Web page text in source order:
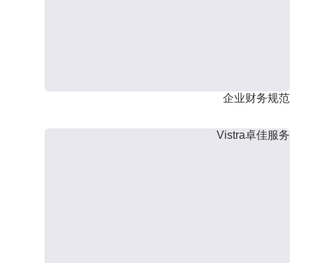
企业财务规范
Vistra卓佳服务